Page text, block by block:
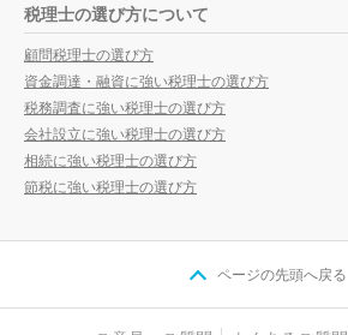
税理士の選び方について
顧問税理士の選び方
資金調達・融資に強い税理士の選び方
税務調査に強い税理士の選び方
会社設立に強い税理士の選び方
相続に強い税理士の選び方
節税に強い税理士の選び方
ページの先頭へ戻る